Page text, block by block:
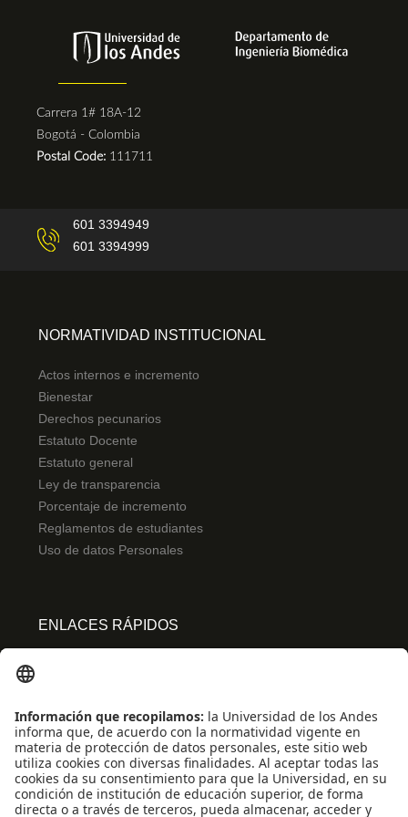
Carrera 1# 18A-12
Bogotá - Colombia
Postal Code: 111711
601 3394949
601 3394999
NORMATIVIDAD INSTITUCIONAL
Actos internos e incremento
Bienestar
Derechos pecunarios
Estatuto Docente
Estatuto general
Ley de transparencia
Porcentaje de incremento
Reglamentos de estudiantes
Uso de datos Personales
ENLACES RÁPIDOS
Convivencia y transparencia
Emergencias: Extensión 0000
Eventos destacados
Mapa del Sitio
Multimedia